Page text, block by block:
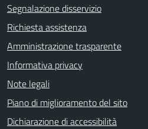
Segnalazione disservizio
Richiesta assistenza
Amministrazione trasparente
Informativa privacy
Note legali
Piano di miglioramento del sito
Dichiarazione di accessibilità